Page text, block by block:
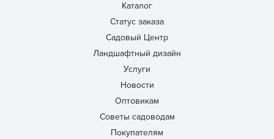
Каталог
Статус заказа
Садовый Центр
Ландшафтный дизайн
Услуги
Новости
Оптовикам
Советы садоводам
Покупателям